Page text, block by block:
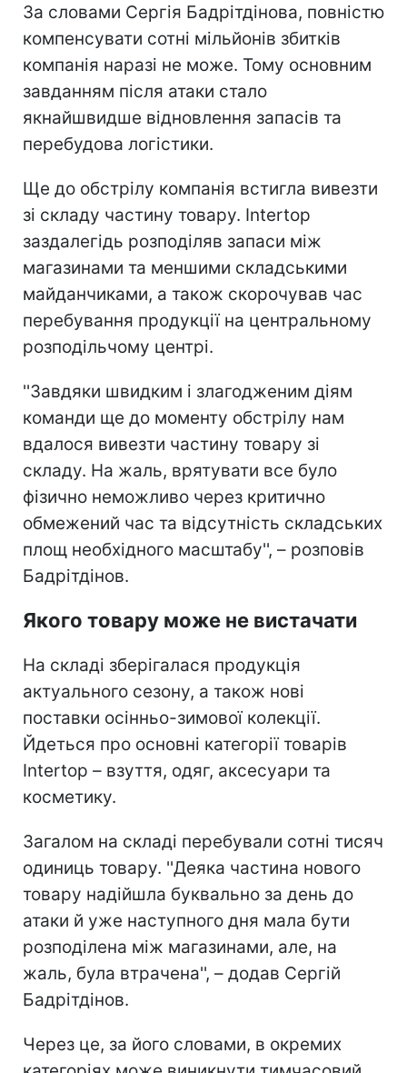
За словами Сергія Бадрітдінова, повністю
компенсувати сотні мільйонів збитків
компанія наразі не може. Тому основним
завданням після атаки стало
якнайшвидше відновлення запасів та
перебудова логістики.
Ще до обстрілу компанія встигла вивезти
зі складу частину товару. Intertop
заздалегідь розподіляв запаси між
магазинами та меншими складськими
майданчиками, а також скорочував час
перебування продукції на центральному
розподільчому центрі.
''Завдяки швидким і злагодженим діям
команди ще до моменту обстрілу нам
вдалося вивезти частину товару зі
складу. На жаль, врятувати все було
фізично неможливо через критично
обмежений час та відсутність складських
площ необхідного масштабу'', – розповів
Бадрітдінов.
Якого товару може не вистачати
На складі зберігалася продукція
актуального сезону, а також нові
поставки осінньо-зимової колекції.
Йдеться про основні категорії товарів
Intertop – взуття, одяг, аксесуари та
косметику.
Загалом на складі перебували сотні тисяч
одиниць товару. ''Деяка частина нового
товару надійшла буквально за день до
атаки й уже наступного дня мала бути
розподілена між магазинами, але, на
жаль, була втрачена'', – додав Сергій
Бадрітдінов.
Через це, за його словами, в окремих